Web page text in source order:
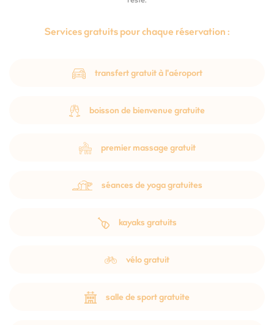
Services gratuits pour chaque réservation :
transfert gratuit à l'aéroport
boisson de bienvenue gratuite
premier massage gratuit
séances de yoga gratuites
kayaks gratuits
vélo gratuit
salle de sport gratuite